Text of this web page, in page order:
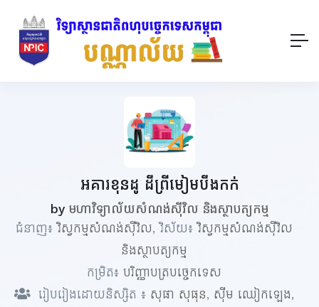
អគារខុនដូ ដឹព្រីមៀមបឹងកក់
by មហាវិទ្យាល័យសំណង់ស៊ីវិល និងស្ថាបត្យកម្ម
ជំនាញ៖វិស្វកម្មសំណង់ស៊ីវិល, វិស័យ៖វិស្វកម្មសំណង់ស៊ីវិល
និងស្ថាបត្យកម្ម
កម្រិត៖ បរិញ្ញាបត្របច្ចេកទេស
រៀបរៀងដោយនិស្សិត ៖ សុផា សុផុន, ស៊ីម ឈៀកឡេង,